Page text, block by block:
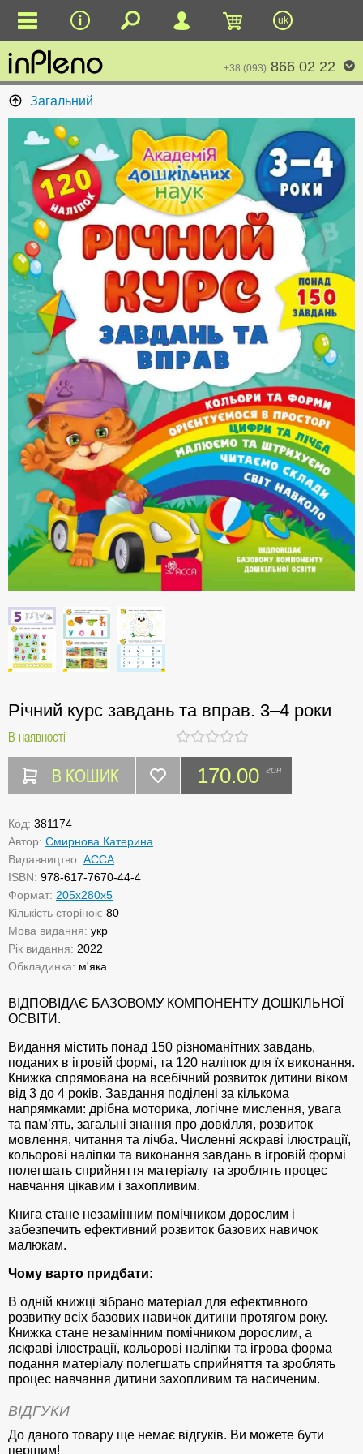
uk
+38 (093) 866 02 22
Загальний
Річний курс завдань та вправ. 3–4 роки
В наявності
В КОШИК 170.00 грн
Код: 381174
Автор: Смирнова Катерина
Видавництво: АССА
ISBN: 978-617-7670-44-4
Формат: 205х280х5
Кількість сторінок: 80
Мова видання: укр
Рік видання: 2022
Обкладинка: м'яка
ВІДПОВІДАЄ БАЗОВОМУ КОМПОНЕНТУ ДОШКІЛЬНОЇ
ОСВІТИ.
Видання містить понад 150 різноманітних завдань,
поданих в ігровій формі, та 120 наліпок для їх виконання.
Книжка спрямована на всебічний розвиток дитини віком
від 3 до 4 років. Завдання поділені за кількома
напрямками: дрібна моторика, логічне мислення, увага
та пам’ять, загальні знання про довкілля, розвиток
мовлення, читання та лічба. Численні яскраві ілюстрації,
кольорові наліпки та виконання завдань в ігровій формі
полегшать сприйняття матеріалу та зроблять процес
навчання цікавим і захопливим.
Книга стане незамінним помічником дорослим і
забезпечить ефективний розвиток базових навичок
малюкам.
Чому варто придбати:
В одній книжці зібрано матеріал для ефективного
розвитку всіх базових навичок дитини протягом року.
Книжка стане незамінним помічником дорослим, а
яскраві ілюстрації, кольорові наліпки та ігрова форма
подання матеріалу полегшать сприйняття та зроблять
процес навчання дитини захопливим та насиченим.
ВІДГУКИ
До даного товару ще немає відгуків. Ви можете бути
першим!